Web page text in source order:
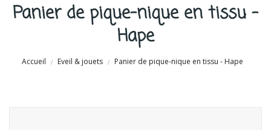
Panier de pique-nique en tissu -
Hape
Accueil Eveil & jouets Panier de pique-nique en tissu - Hape